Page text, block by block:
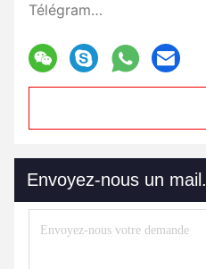
Télégramme:
Envoyez-nous un mail.